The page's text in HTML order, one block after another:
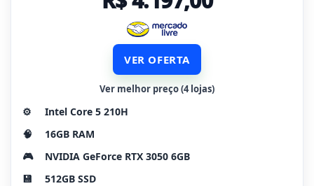
VER OFERTA
Ver melhor preço (4 lojas)
⚙️
Intel Core 5 210H
🧠
16GB RAM
🎮
NVIDIA GeForce RTX 3050 6GB
💾
512GB SSD